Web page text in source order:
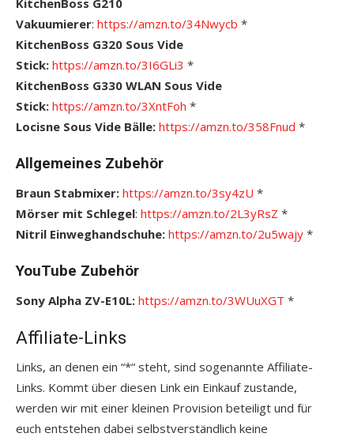
Vakuumierer: https://amzn.to/34Nwycb *
KitchenBoss G320 Sous Vide
Stick: https://amzn.to/3I6GLi3 *
KitchenBoss G330 WLAN Sous Vide
Stick: https://amzn.to/3XntFoh *
Locisne Sous Vide Bälle: https://amzn.to/358Fnud *
Allgemeines Zubehör
Braun Stabmixer: https://amzn.to/3sy4zU *
Mörser mit Schlegel: https://amzn.to/2L3yRsZ *
Nitril Einweghandschuhe: https://amzn.to/2u5wajy *
YouTube Zubehör
Sony Alpha ZV-E10L: https://amzn.to/3WUuXGT *
Affiliate-Links
Links, an denen ein “*“ steht, sind sogenannte Affiliate-
Links. Kommt über diesen Link ein Einkauf zustande,
werden wir mit einer kleinen Provision beteiligt und für
euch entstehen dabei selbstverständlich keine